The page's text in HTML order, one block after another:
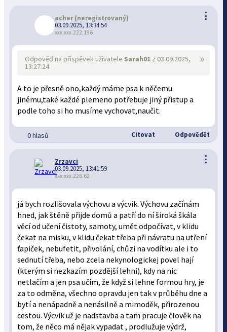
⋮
acher(neregistrovaný)
03.09.2025, 13:34:54
xxx.xxx.222.196
»
Odpověď na příspěvek uživatele Sarah01 z 03.09.2025,
13:27:24
A to je přesně ono,každý máme psa k něčemu
jinému,také každé plemeno potřebuje jiný přistup a
podle toho si ho musíme vychovat,naučit.
0 hlasů Citovat Odpovědět
⋮
Zrzavci
03.09.2025, 13:41:59
xxx.xxx.226.62
já bych rozlišovala výchovu a výcvik. Výchovu začínám
hned, jak štěně přijde domů a patří do ní široká škála
věcí od učení čistoty, samoty, umět odpočívat, v klidu
čekat na misku, v klidu čekat třeba při návratu na utření
ťapiček, nebufetit, přivolání, chůzi na vodítku ale i to
sednutí třeba, nebo zcela nekynologickej povel hají
(kterým si nezkazím pozdější lehni), kdy na nic
netlačím a jen psa učím, že když si lehne formou hry, je
za to odměna, všechno opravdu jen tak v průběhu dne a
bytí a nenápadně a nenásilně a mimoděk, přirozenou
cestou. Výcvik už je nadstavba a tam pracuje člověk na
tom, že něco má nějak vypadat , prodlužuje výdrž,